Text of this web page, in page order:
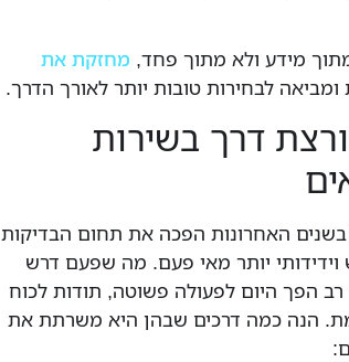
מידע ולא מתוך פחד, מחזקת את
לבחירות טובות יותר לאורך הדרך.
דרך בשירות
האחרונות הפכה את תחום הבדיקות
וידידותי יותר מאי פעם. מה שפעם דרש
רב הפך היום לפעולה פשוטה, תודות לכוח
הנה כמה דרכים שבהן היא משרתת את